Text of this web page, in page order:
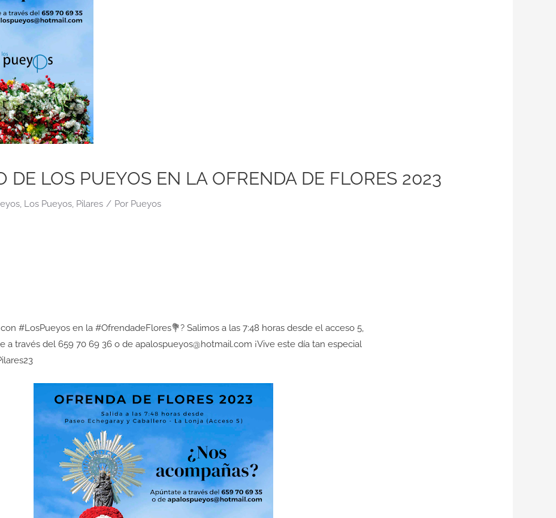
DE LOS PUEYOS EN LA OFRENDA DE FLORES 2023
, Los Pueyos, Pilares / Por Pueyos
#LosPueyosen la #OfrendadeFlores💐? Salimos a las 7:48 horas desde el acceso 5,
a través del 659 70 69 36 o de apalospueyos@hotmail.com ¡Vive este día tan especial